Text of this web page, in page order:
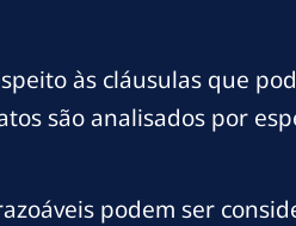
às cláusulas que
são analisados por
podem ser